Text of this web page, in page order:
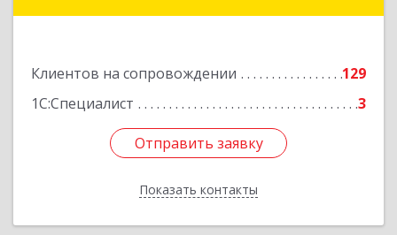
Клиентов на сопровождении
129
1С:Специалист
3
Отправить заявку
Показать контакты
Отправить заявку
Назад